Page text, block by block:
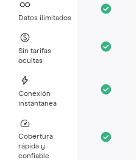
Datos ilimitados
Sin tarifas
ocultas
Conexión
instantánea
Cobertura
rápida y
confiable